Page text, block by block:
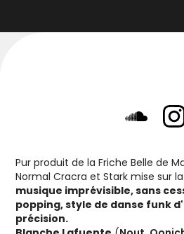
Pur produit de la Friche Belle de
Normal Cracra et Stark mise sur
musique imprévisible, sans
popping, style de danse funk
précision.